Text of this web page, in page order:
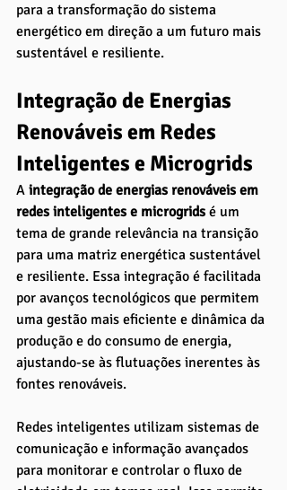
para a transformação do sistema
energético em direção a um futuro mais
sustentável e resiliente.
Integração de Energias
Renováveis em Redes
Inteligentes e Microgrids
A integração de energias renováveis em
redes inteligentes e microgrids é um
tema de grande relevância na transição
para uma matriz energética sustentável
e resiliente. Essa integração é facilitada
por avanços tecnológicos que permitem
uma gestão mais eficiente e dinâmica da
produção e do consumo de energia,
ajustando-se às flutuações inerentes às
fontes renováveis.
Redes inteligentes utilizam sistemas de
comunicação e informação avançados
para monitorar e controlar o fluxo de